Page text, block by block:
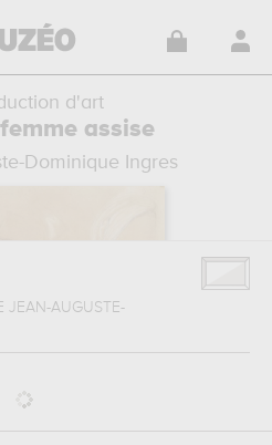
d'art
assise
Dominique Ingres
JEAN-AUGUSTE-